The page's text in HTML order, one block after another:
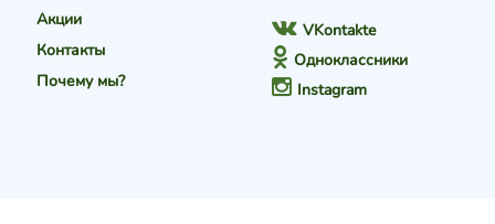
Акции
Контакты
Почему мы?
VKontakte
Одноклассники
Instagram